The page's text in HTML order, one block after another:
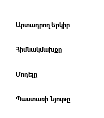
Արտադրող Երկիր
Հիմնակմախքը
Մոդելը
Պաստառի Նյութը